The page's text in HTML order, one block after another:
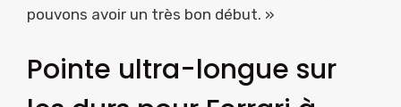
pouvons avoir un très bon début. »
Pointe ultra-longue sur